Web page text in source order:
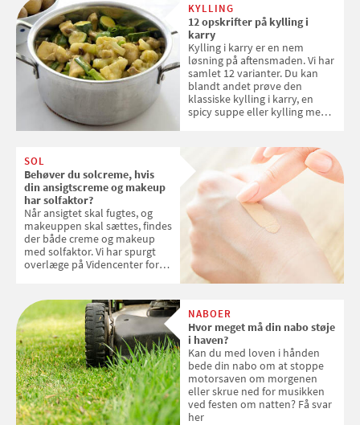
KYLLING
12 opskrifter på kylling i
karry
Kylling i karry er en nem
løsning på aftensmaden. Vi har
samlet 12 varianter. Du kan
blandt andet prøve den
klassiske kylling i karry, en
spicy suppe eller kylling med
SOL
Behøver du solcreme, hvis
din ansigtscreme og makeup
har solfaktor?
Når ansigtet skal fugtes, og
makeuppen skal sættes, findes
der både creme og makeup
med solfaktor. Vi har spurgt
overlæge på Videncenter for
med SPF kan erstatte
solcreme, når man bevæger
sig ud i solen
NABOER
Hvor meget må din nabo støje
i haven?
Kan du med loven i hånden
bede din nabo om at stoppe
motorsaven om morgenen
eller skrue ned for musikken
ved festen om natten? Få svar
her